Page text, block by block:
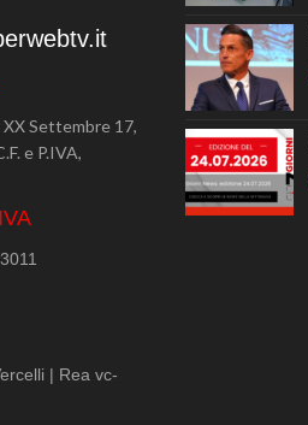
Settembre 17,
e P.IVA,
| Rea vc-